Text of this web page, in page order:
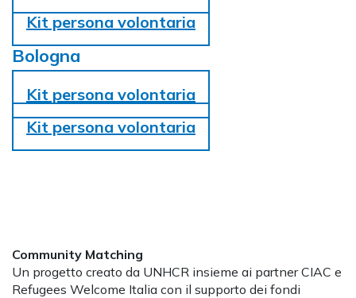
Kit persona volontaria
Bologna
Kit persona volontaria
Kit persona volontaria
Community Matching
Un progetto creato da UNHCR insieme ai partner CIAC e
Refugees Welcome Italia con il supporto dei fondi